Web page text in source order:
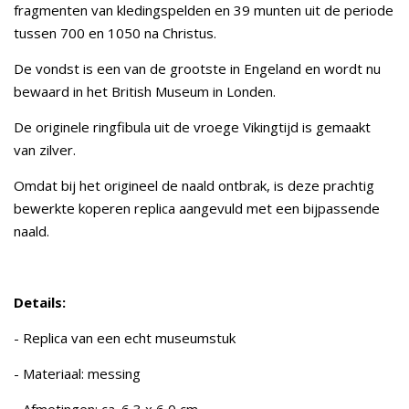
fragmenten van kledingspelden en 39 munten uit de periode
tussen 700 en 1050 na Christus.
De vondst is een van de grootste in Engeland en wordt nu
bewaard in het British Museum in Londen.
De originele ringfibula uit de vroege Vikingtijd is gemaakt
van zilver.
Omdat bij het origineel de naald ontbrak, is deze prachtig
bewerkte koperen replica aangevuld met een bijpassende
naald.
Details:
- Replica van een echt museumstuk
- Materiaal: messing